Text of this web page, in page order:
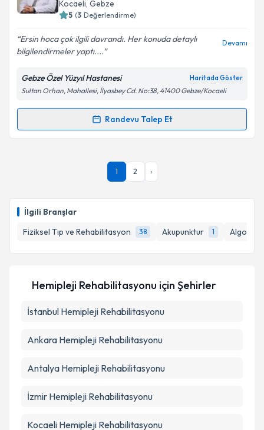
İlgili Branşlar
Fiziksel Tıp ve Rehabilitasyon
38 Akupunktur 1 Algoloji
bilgilendireceğiz.
E-posta Adresiniz
Kişisel verilerimin işlenmesine ilişkinAydınlatma
Metni'ni okudum ve kişisel verilerimin belirtilen
kapsamda işlenmesini kabul ediyorum.
Kocaeli, Gebze
5 (3 Değerlendirme)
Ersin hoca çok ilgili davrandı. Her konuda detaylı
bilgilendirmeler yaptı....
Devamı
Gebze Özel Yüzyıl Hastanesi Haritada Göster
Sultan Orhan, Mahallesi, İlyasbey Cd. No:38, 41400 Gebze/Kocaeli
Randevu Talep Et
Randevu Takvimi Talebi
Uzm. Dr. Ersin Şahiniçin randevu takvimi talebi
oluşturun. Size bu uzmandan randevu almanız için bir
E-posta Adresiniz
Metni 'ni okudum ve kişisel verilerimin belirtilen
kapsamda işlenmesini kabul ediyorum.
1 2 ›
Hemipleji Rehabilitasyonu için Şehirler
İstanbul Hemipleji Rehabilitasyonu
Ankara Hemipleji Rehabilitasyonu
Antalya Hemipleji Rehabilitasyonu
İzmir Hemipleji Rehabilitasyonu
Kocaeli Hemipleji Rehabilitasyonu